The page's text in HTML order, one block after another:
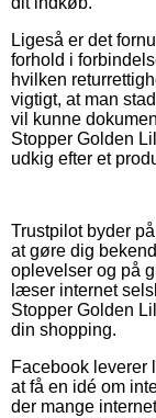
Ligeså er det
forhold i
hvilken
vigtigt, at man
vil kunne
Stopper Golden
udkig efter et
Trustpilot byder
at gøre dig
oplevelser og på
læser internet
Stopper Golden
din shopping.
Facebook leverer
at få en idé om
der mange